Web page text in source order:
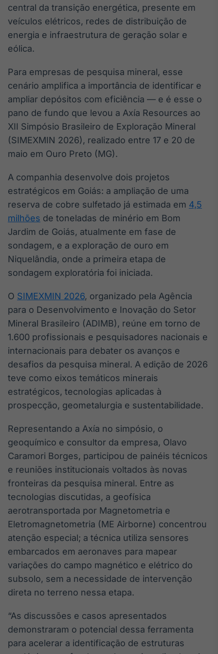
Broadcast
Ticker
headlines de
Widgets
Componentes
para conteúdos e
Broadcast
Conteúdos e
dados para
displays e telas
Curadoria
Curadoria de
conteúdos
Soluções de
Broadcast
Radar
Monitoramento
inteligente de
notícias e
conteúdos
Broadcast
Fundos
A melhor
plataforma para
de investimento
no Brasil
IA
Em breve
BroadFast
Em breve
Gestão de
Em breve
central da transição energética, presente em
veículos elétricos, redes de distribuição de
energia e infraestrutura de geração solar e
eólica.
Para empresas de pesquisa mineral, esse
cenário amplifica a importância de identificar e
ampliar depósitos com eficiência — e é esse o
pano de fundo que levou a Axía Resources ao
XII Simpósio Brasileiro de Exploração Mineral
(SIMEXMIN 2026), realizado entre 17 e 20 de
maio em Ouro Preto (MG).
A companhia desenvolve dois projetos
estratégicos em Goiás: a ampliação de uma
reserva de cobre sulfetado já estimada em 4,5
milhões de toneladas de minério em Bom
Jardim de Goiás, atualmente em fase de
sondagem, e a exploração de ouro em
Niquelândia, onde a primeira etapa de
sondagem exploratória foi iniciada.
O SIMEXMIN 2026, organizado pela Agência
para o Desenvolvimento e Inovação do Setor
Mineral Brasileiro (ADIMB), reúne em torno de
1.600 profissionais e pesquisadores nacionais e
internacionais para debater os avanços e
desafios da pesquisa mineral. A edição de 2026
teve como eixos temáticos minerais
estratégicos, tecnologias aplicadas à
prospecção, geometalurgia e sustentabilidade.
Representando a Axía no simpósio, o
geoquímico e consultor da empresa, Olavo
Caramori Borges, participou de painéis técnicos
e reuniões institucionais voltados às novas
fronteiras da pesquisa mineral. Entre as
tecnologias discutidas, a geofísica
aerotransportada por Magnetometria e
Eletromagnetometria (ME Airborne) concentrou
atenção especial; a técnica utiliza sensores
embarcados em aeronaves para mapear
variações do campo magnético e elétrico do
subsolo, sem a necessidade de intervenção
direta no terreno nessa etapa.
“As discussões e casos apresentados
demonstraram o potencial dessa ferramenta
para acelerar a identificação de estruturas